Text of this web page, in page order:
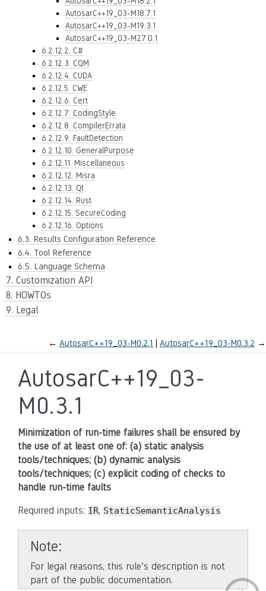
AutosarC++19_03-M18.7.1
AutosarC++19_03-M19.3.1
AutosarC++19_03-M27.0.1
6.2.12.2. C#
6.2.12.3. CQM
6.2.12.4. CUDA
6.2.12.5. CWE
6.2.12.6. Cert
6.2.12.7. CodingStyle
6.2.12.8. CompilerErrata
6.2.12.9. FaultDetection
6.2.12.10. GeneralPurpose
6.2.12.11. Miscellaneous
6.2.12.12. Misra
6.2.12.13. Qt
6.2.12.14. Rust
6.2.12.15. SecureCoding
6.2.12.16. Options
6.3. Results Configuration Reference
6.4. Tool Reference
6.5. Language Schema
7. Customization API
8. HOWTOs
9. Legal
← AutosarC++19_03-M0.2.1 AutosarC++19_03-M0.3.2 →
AutosarC++19_03-
M0.3.1
Minimization of run-time failures shall be ensured by
the use of at least one of: (a) static analysis
tools/techniques; (b) dynamic analysis
tools/techniques; (c) explicit coding of checks to
handle run-time faults
Required inputs: IR, StaticSemanticAnalysis
Note
For legal reasons, this rule’s description is not
part of the public documentation.